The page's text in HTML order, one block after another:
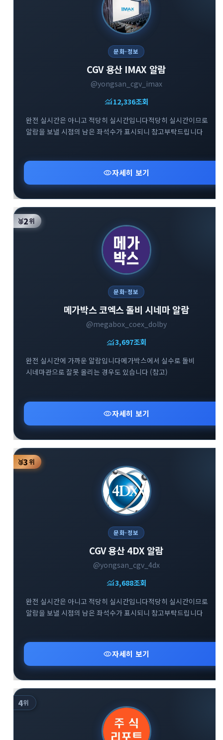
문화·정보
CGV 용산 IMAX 알람
@yongsan_cgv_imax
monitoring12,336조회
완전 실시간은 아니고 적당히 실시간입니다적당히 실시간이므로
알람을 보낼 시점의 남은 좌석수가 표시되니 참고부탁드립니다
visibility자세히 보기
🥈2위
문화·정보
메가박스 코엑스 돌비 시네마 알람
@megabox_coex_dolby
monitoring3,697조회
완전 실시간에 가까운 알람입니다메가박스에서 실수로 돌비
시네마관으로 잘못 올리는 경우도 있습니다 (참고)
visibility자세히 보기
🥉3위
문화·정보
CGV 용산 4DX 알람
@yongsan_cgv_4dx
monitoring3,688조회
완전 실시간은 아니고 적당히 실시간입니다적당히 실시간이므로
알람을 보낼 시점의 남은 좌석수가 표시되니 참고부탁드립니다
visibility자세히 보기
4위